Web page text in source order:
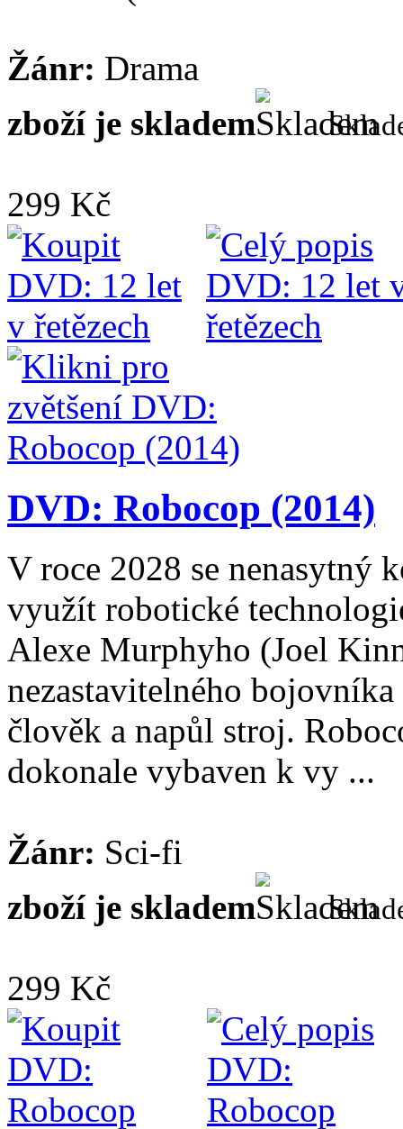
Žánr: Drama
zboží je skladem
299 Kč
DVD: Robocop (2014)
V roce 2028 se nenasytný
využít robotické
Alexe Murphyho (Joel
nezastavitelného
člověk a napůl stroj.
dokonale vybaven k vy ...
Žánr: Sci-fi
zboží je skladem
299 Kč